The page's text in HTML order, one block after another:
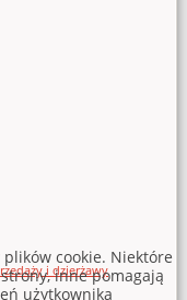
i dzierżawy
cookie. Niektóre
inne pomagają
użytkownika